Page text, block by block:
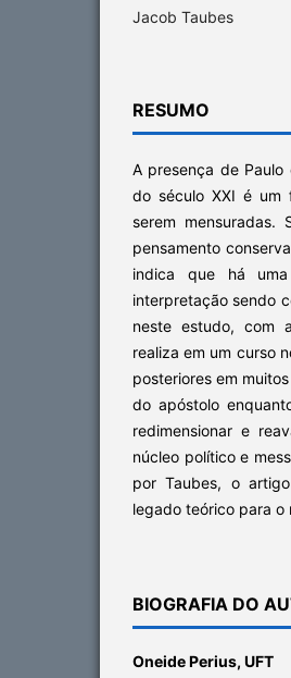
Jacob Taubes
RESUMO
A presença de
do século XXI é um
serem
pensamento
indica que há
interpretação sendo
neste estudo, com
realiza em um curso
posteriores em
do apóstolo
redimensionar e
núcleo político e
por Taubes, o
legado teórico para o
BIOGRAFIA DO
Oneide Perius, UFT